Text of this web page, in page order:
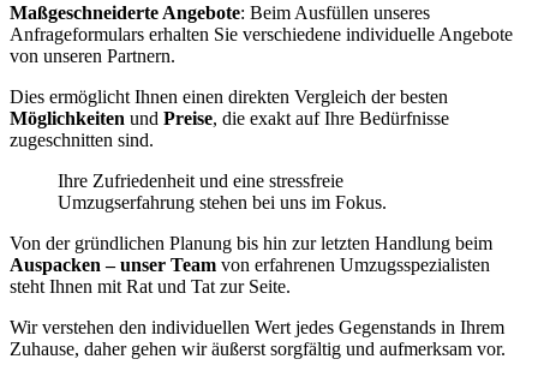
Maßgeschneiderte Angebote: Beim Ausfüllen unseres
Anfrageformulars erhalten Sie verschiedene individuelle Angebote
von unseren Partnern.
Dies ermöglicht Ihnen einen direkten Vergleich der besten
Möglichkeiten und Preise, die exakt auf Ihre Bedürfnisse
zugeschnitten sind.
Ihre Zufriedenheit und eine stressfreie
Umzugserfahrung stehen bei uns im Fokus.
Von der gründlichen Planung bis hin zur letzten Handlung beim
Auspacken – unser Team von erfahrenen Umzugsspezialisten
steht Ihnen mit Rat und Tat zur Seite.
Wir verstehen den individuellen Wert jedes Gegenstands in Ihrem
Zuhause, daher gehen wir äußerst sorgfältig und aufmerksam vor.